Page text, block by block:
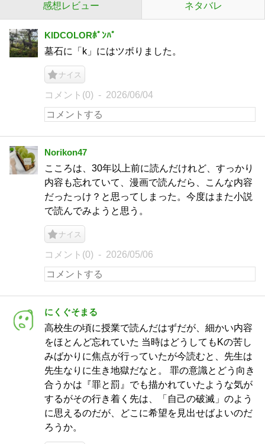
感想レビュー ネタバレ
KIDCOLORﾎﾟﾝﾊﾟ
墓石に「k」にはツボりました。
ナイス
コメント(0) 2026/06/04
Norikon47
こころは、30年以上前に読んだけれど、すっかり
内容も忘れていて、漫画で読んだら、こんな内容
だったっけ？と思ってしまった。今度はまた小説
で読んでみようと思う。
ナイス
コメント(0) 2026/05/06
にくぐそまる
高校生の頃に授業で読んだはずだが、細かい内容
をほとんど忘れていた 当時はどうしてもKの苦し
みばかりに焦点が行っていたが今読むと、先生は
先生なりに生き地獄だなと。 罪の意識とどう向き
合うかは『罪と罰』でも描かれていたような気が
するがその行き着く先は、「自己の破滅」のよう
に思えるのだが、どこに希望を見出せばよいのだ
ろうか。